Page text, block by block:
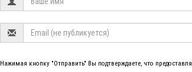
Нажимая кнопку "Отправить" Вы подтверждаете, что